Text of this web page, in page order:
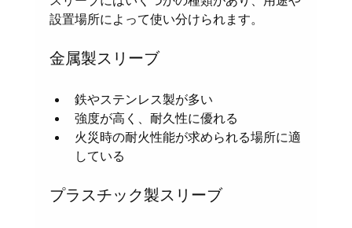
設置場所によって使い分けられます。
金属製スリーブ
鉄やステンレス製が多い
強度が高く、耐久性に優れる
火災時の耐火性能が求められる場所に適
している
プラスチック製スリーブ